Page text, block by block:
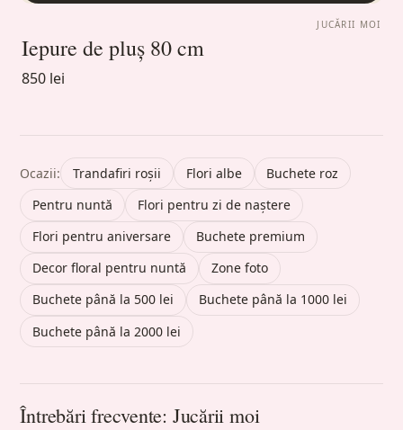
JUCĂRII MOI
Iepure de pluș 80 cm
850 lei
Ocazii: Trandafiri roșii Flori albe
Buchete roz
Pentru nuntă
Flori pentru zi de naștere
Flori pentru aniversare
Buchete premium
Decor floral pentru nuntă
Zone foto
Buchete până la 500 lei
Buchete până la 1000 lei
Buchete până la 2000 lei
Întrebări frecvente: Jucării moi